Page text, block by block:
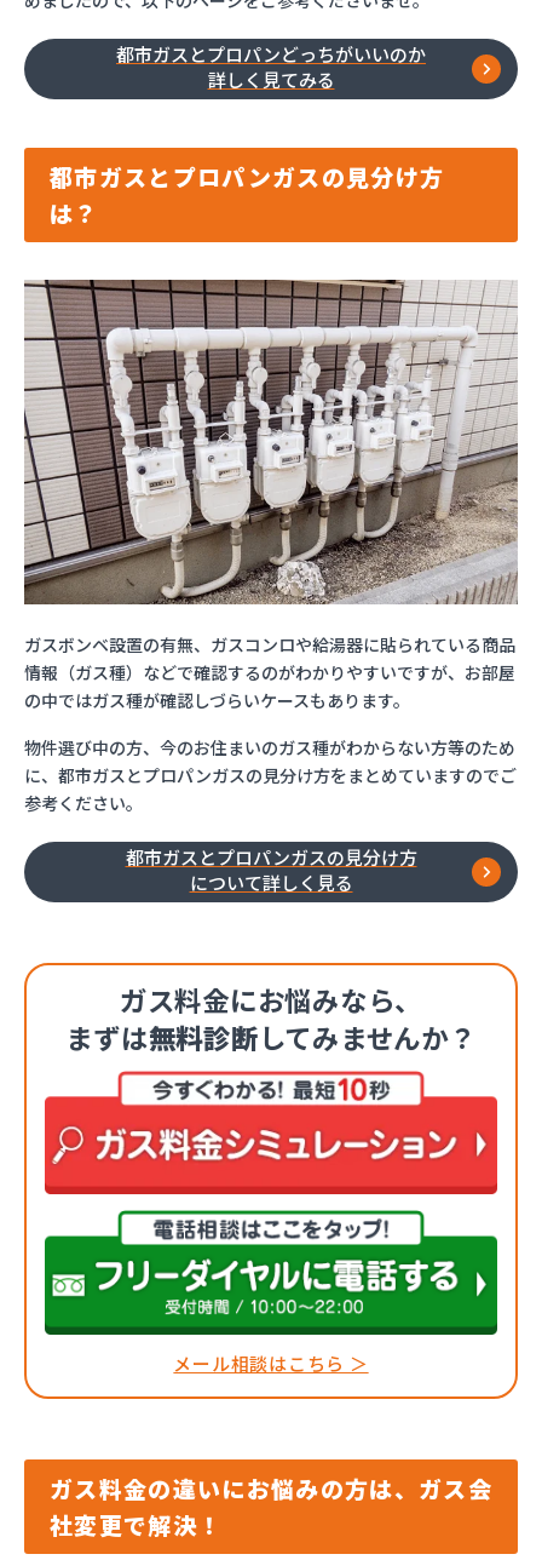
都市ガスとプロパンどっちがいいのか
詳しく見てみる
都市ガスとプロパンガスの見分け方
は？
ガスボンベ設置の有無、ガスコンロや給湯器に貼られている商品
情報（ガス種）などで確認するのがわかりやすいですが、お部屋
の中ではガス種が確認しづらいケースもあります。
物件選び中の方、今のお住まいのガス種がわからない方等のため
に、都市ガスとプロパンガスの見分け方をまとめていますのでご
参考ください。
都市ガスとプロパンガスの見分け方
について詳しく見る
ガス料金にお悩みなら、
まずは無料診断してみませんか？
メール相談はこちら ＞
ガス料金の違いにお悩みの方は、ガス会
社変更で解決！